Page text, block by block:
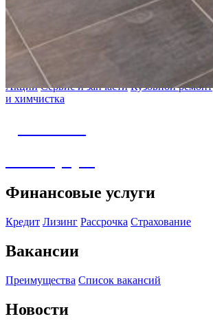
Подбор автомобиля
Сервис
Акции Сервис и запчасти Кузовной ремонт
и химчистка
Финансовые услуги
Кредит Лизинг Рассрочка Страхование
Вакансии
Преимущества Список вакансий
Новости